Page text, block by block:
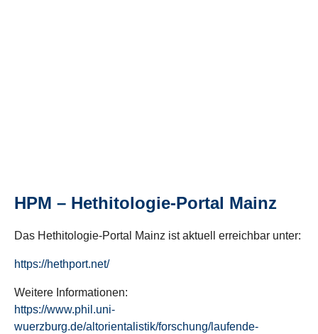
HPM – Hethitologie-Portal Mainz
Das Hethitologie-Portal Mainz ist aktuell erreichbar unter:
https://hethport.net/
Weitere Informationen:
https://www.phil.uni-
wuerzburg.de/altorientalistik/forschung/laufende-